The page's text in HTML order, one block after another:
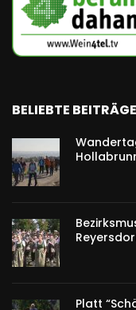
BELIEBTE BEITRÄGE
Platt